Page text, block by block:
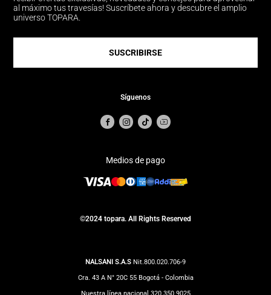
al máximo tus travesías! Suscríbete ahora y descubre el amplio
universo TOPARA.
SUSCRIBIRSE
Síguenos
Medios de pago
©2024 topara. All Rights Reserved
NALSANI S.A.S Nit.800.020.706-9
Cra. 43 A N° 20C 55 Bogotá - Colombia